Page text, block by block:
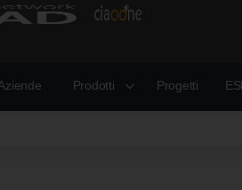
Prodotti Progetti